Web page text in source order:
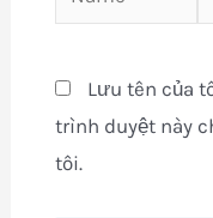
Lưu tên của
trình duyệt này
tôi.